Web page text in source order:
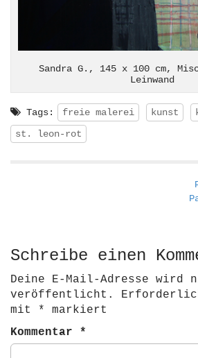
Sandra G., 145 x 100 cm,
Leinwand
Tags: freie malerei kunst
st. leon-rot
n
a
v
i
g
a
Schreibe einen
Deine E-Mail-Adresse wird
veröffentlicht.
mit
*
markiert
Kommentar *